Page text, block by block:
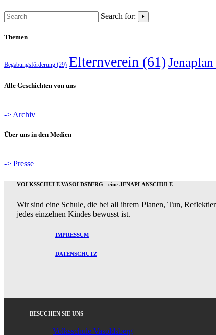
Search for:
Themen
Begabungsförderung (29) Elternverein (61)Jenaplan
Alle Geschichten von uns
-> Archiv
Über uns in den Medien
-> Presse
VOLKSSCHULE VASOLDSBERG - eine JENAPLANSCHULE
Wir sind eine Schule, die bei all ihrem Planen, Tun,
jedes einzelnen Kindes bewusst ist.
IMPRESSUM
DATENSCHUTZ
BESUCHEN SIE UNS
Volksschule Vasoldsberg